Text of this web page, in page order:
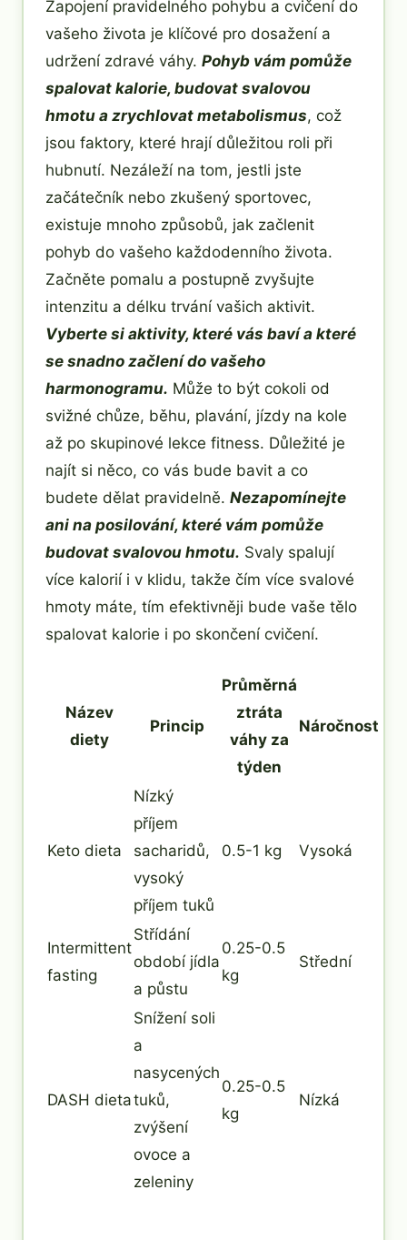
Zapojení pravidelného pohybu a cvičení do
vašeho života je klíčové pro dosažení a
udržení zdravé váhy. Pohyb vám pomůže
spalovat kalorie, budovat svalovou
hmotu a zrychlovat metabolismus, což
jsou faktory, které hrají důležitou roli při
hubnutí. Nezáleží na tom, jestli jste
začátečník nebo zkušený sportovec,
existuje mnoho způsobů, jak začlenit
pohyb do vašeho každodenního života.
Začněte pomalu a postupně zvyšujte
intenzitu a délku trvání vašich aktivit.
Vyberte si aktivity, které vás baví a které
se snadno začlení do vašeho
harmonogramu. Může to být cokoli od
svižné chůze, běhu, plavání, jízdy na kole
až po skupinové lekce fitness. Důležité je
najít si něco, co vás bude bavit a co
budete dělat pravidelně. Nezapomínejte
ani na posilování, které vám pomůže
budovat svalovou hmotu. Svaly spalují
více kalorií i v klidu, takže čím více svalové
hmoty máte, tím efektivněji bude vaše tělo
spalovat kalorie i po skončení cvičení.
Název
diety
Princip
Průměrná
ztráta
váhy za
týden
Náročnost
Keto dieta
Nízký
příjem
sacharidů,
vysoký
příjem tuků
0.5-1 kg Vysoká
Intermittent
fasting
Střídání
období jídla
a půstu
0.25-0.5
kg
Střední
DASH dieta
Snížení soli
a
nasycených
tuků,
zvýšení
ovoce a
zeleniny
0.25-0.5
kg
Nízká